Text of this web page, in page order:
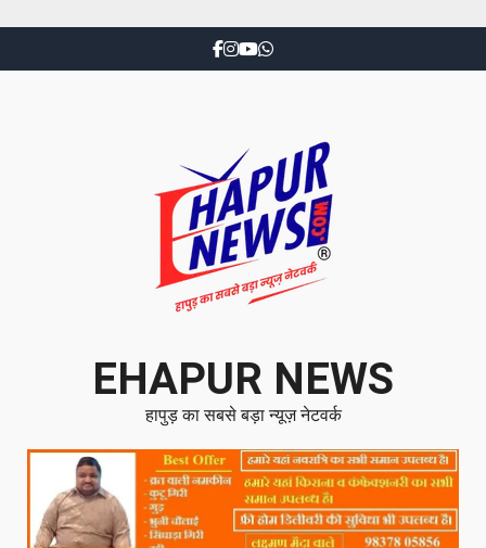
EHAPUR NEWS
हापुड़ का सबसे बड़ा न्यूज़ नेटवर्क